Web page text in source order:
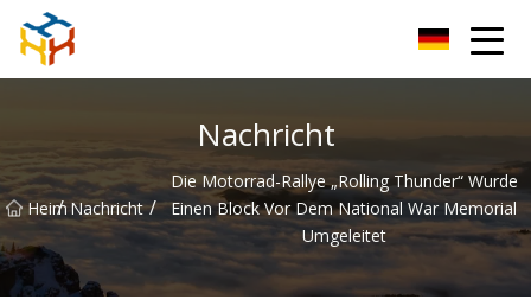
Nachricht
Heim
/ Nachricht /
Die Motorrad-Rallye „Rolling Thunder“ Wurde
Einen Block Vor Dem National War Memorial
Umgeleitet